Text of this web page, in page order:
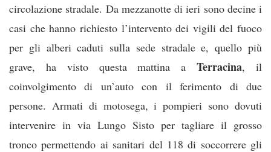
circolazione stradale. Da mezzanotte di ieri sono decine i
casi che hanno richiesto l’intervento dei vigili del fuoco
per gli alberi caduti sulla sede stradale e, quello più
grave, ha visto questa mattina aTerracina, il
coinvolgimento di un’auto con il ferimento di due
persone. Armati di motosega, i pompieri sono dovuti
intervenire in via Lungo Sisto per tagliare il grosso
tronco permettendo ai sanitari del 118 di soccorrere gli